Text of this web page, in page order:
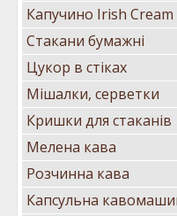
Капучино Irish Cream
Стакани бумажні
Цукор в стіках
Мішалки, серветки
Кришки для стаканів
Мелена кава
Розчинна кава
Капсульна